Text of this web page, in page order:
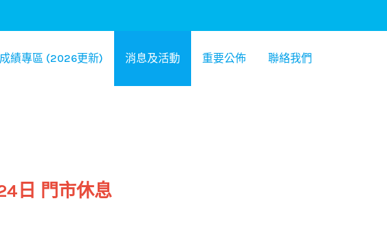
績專區 (2026更新) 消息及活動 重要公佈 聯絡我們
日 門市休息